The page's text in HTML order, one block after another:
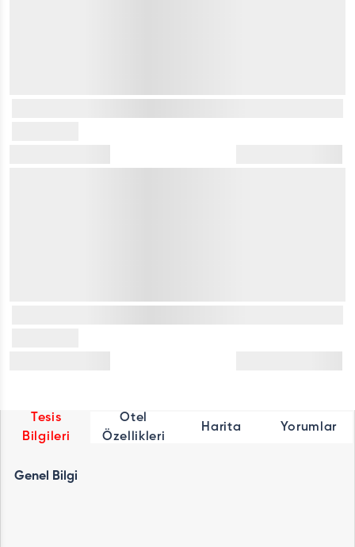
Tesis
Bilgileri
Otel
Özellikleri
Harita Yorumlar
Genel Bilgi